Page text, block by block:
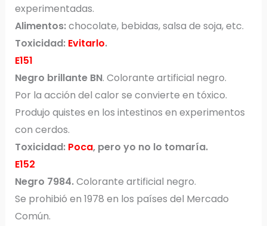
experimentadas.
Alimentos:chocolate, bebidas, salsa de soja, etc.
Toxicidad:Evitarlo.
E151
Negro brillante BN. Colorante artificial negro.
Por la acción del calor se convierte en tóxico.
Produjo quistes en los intestinos en experimentos
con cerdos.
Toxicidad: Poca, pero yo no lo tomaría.
E152
Negro 7984.Colorante artificial negro.
Se prohibió en 1978 en los países del Mercado
Común.